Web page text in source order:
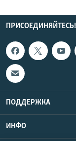
ПРИСОЕДИНЯЙТЕСЬ!
ПОДДЕРЖКА
ИНФО